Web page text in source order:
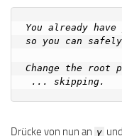
You already
so you can
Change the root
Drücke von nun an y